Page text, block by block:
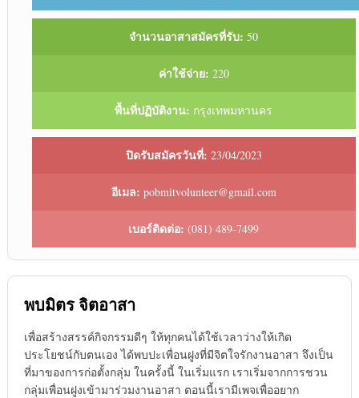
จำนวนอาสาสมัครที่รับ: 50
ค่าใช้จ่าย: 220
พื้นที่ปฏิบัติงาน: กรุงเทพมหานคร
ปิดรับสมัครวันที่: 23/04/2023
อีเมล: pobmitvolunteer@gmail.com
เบอร์ติดต่อ: (081) 489-7499
พบมิตร จิตอาสา
เพื่อสร้างสรรค์กิจกรรมดีๆ ให้ทุกคนได้ใช้เวลาว่างให้เกิด
ประโยชน์กับตนเอง ได้พบปะเพื่อนฝูงที่มีจิตใจรักงานอาสา จึงเป็น
ที่มาของการก่อตั้งกลุ่ม ในครั้งนี้ ในเริ่มแรก เราเริ่มจากการชวน
กลุ่มเพื่อนฝูงเข้ามาร่วมงานอาสา ตอนนี้เรามีเพจเพื่ออยาก